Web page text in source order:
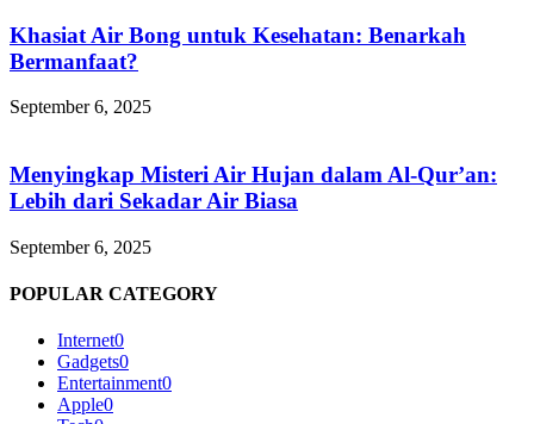
Khasiat Air Bong untuk Kesehatan: Benarkah
Bermanfaat?
September 6, 2025
Menyingkap Misteri Air Hujan dalam Al-Qur’an:
Lebih dari Sekadar Air Biasa
September 6, 2025
POPULAR CATEGORY
Internet0
Gadgets0
Entertainment0
Apple0